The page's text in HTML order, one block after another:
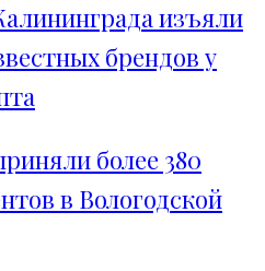
изъяли
брендов у
более 380
в Вологодской